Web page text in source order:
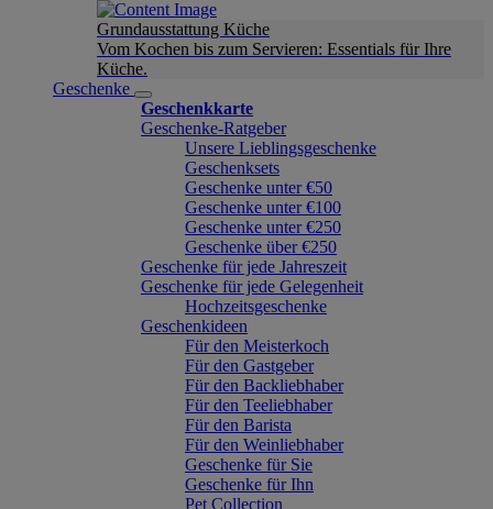
Grundausstattung Küche
Vom Kochen bis zum Servieren: Essentials für Ihre
Küche.
Geschenke
Geschenkkarte
Geschenke-Ratgeber
Unsere Lieblingsgeschenke
Geschenksets
Geschenke unter €50
Geschenke unter €100
Geschenke unter €250
Geschenke über €250
Geschenke für jede Jahreszeit
Geschenke für jede Gelegenheit
Hochzeitsgeschenke
Geschenkideen
Für den Meisterkoch
Für den Gastgeber
Für den Backliebhaber
Für den Teeliebhaber
Für den Barista
Für den Weinliebhaber
Geschenke für Sie
Geschenke für Ihn
Pet Collection